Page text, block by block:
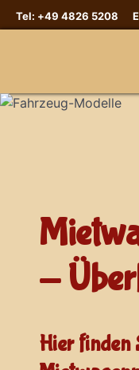
Tel: +49 4826 5208
Sprache auswählen
-
Hier finden